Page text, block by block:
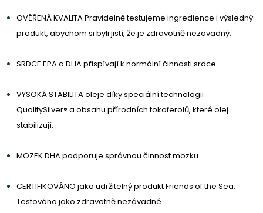
OVĚŘENÁ KVALITAPravidelně testujeme ingredience i výsledný
produkt, abychom si byli jistí, že je zdravotně nezávadný.
SRDCE EPA a DHA přispívají k normální činnosti srdce.
VYSOKÁ STABILITAoleje díky speciální technologii
QualitySilver® a obsahu přírodních tokoferolů, které olej
stabilizují.
MOZEK DHA podporuje správnou činnost mozku.
CERTIFIKOVÁNO jako udržitelný produkt Friends of the Sea.
Testováno jako zdravotně nezávadné.